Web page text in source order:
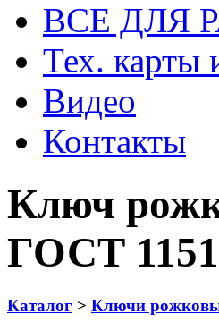
ВСЕ ДЛЯ
Тех. карты
Видео
Контакты
Ключ
ГОСТ
Каталог > Ключи